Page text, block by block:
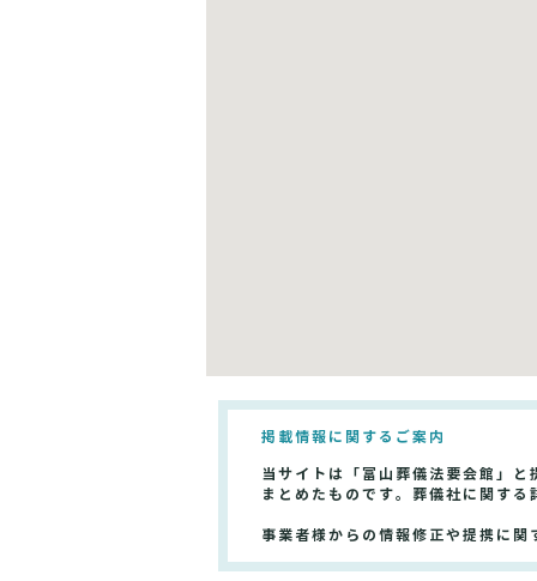
掲載情報に関するご案内
当サイトは「富山葬儀法要会館」
まとめたものです。葬儀社に関す
事業者様からの情報修正や提携に